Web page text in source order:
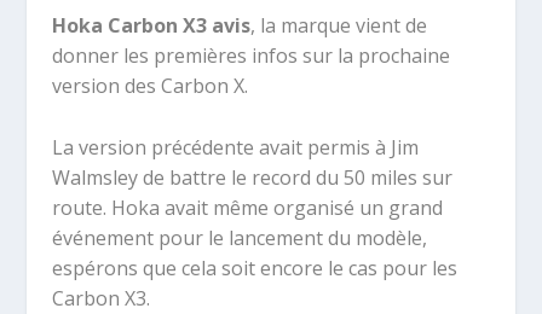
Hoka Carbon X3 avis, la marque vient de
donner les premières infos sur la prochaine
version des Carbon X.
La version précédente avait permis à Jim
Walmsley de battre le record du 50 miles sur
route. Hoka avait même organisé un grand
événement pour le lancement du modèle,
espérons que cela soit encore le cas pour les
Carbon X3.